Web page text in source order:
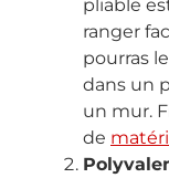
pliable
ranger
pourras
dans un
un mur.
de